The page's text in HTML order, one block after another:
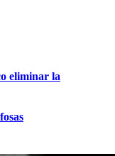
eliminar la